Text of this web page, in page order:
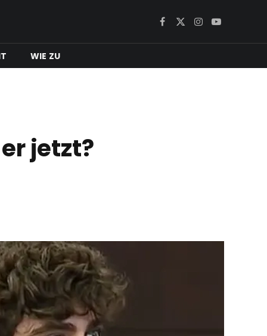
Facebook
X
Instagram
YouTube
WIE ZU
jetzt?